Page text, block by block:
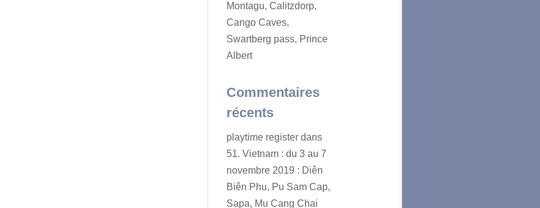
Montagu, Calitzdorp,
Cango Caves,
Swartberg pass, Prince
Albert
Commentaires
récents
playtime register dans
51. Vietnam : du 3 au 7
novembre 2019 : Diên
Biên Phu, Pu Sam Cap,
Sapa, Mu Cang Chai